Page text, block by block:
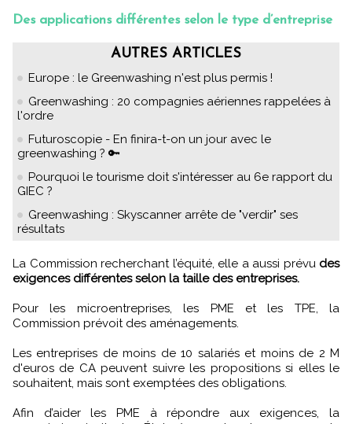
Des applications différentes selon le type d’entreprise
AUTRES ARTICLES
Europe : le Greenwashing n'est plus permis !
Greenwashing : 20 compagnies aériennes rappelées à
l'ordre
Futuroscopie - En finira-t-on un jour avec le
greenwashing ? 🔑
Pourquoi le tourisme doit s'intéresser au 6e rapport du
GIEC ?
Greenwashing : Skyscanner arrête de "verdir" ses
résultats
La Commission recherchant l’équité, elle a aussi prévu des
exigences différentes selon la taille des entreprises.
Pour les microentreprises, les PME et les TPE, la
Commission prévoit des aménagements.
Les entreprises de moins de 10 salariés et moins de 2 M
d'euros de CA peuvent suivre les propositions si elles le
souhaitent, mais sont exemptées des obligations.
Afin d’aider les PME à répondre aux exigences, la